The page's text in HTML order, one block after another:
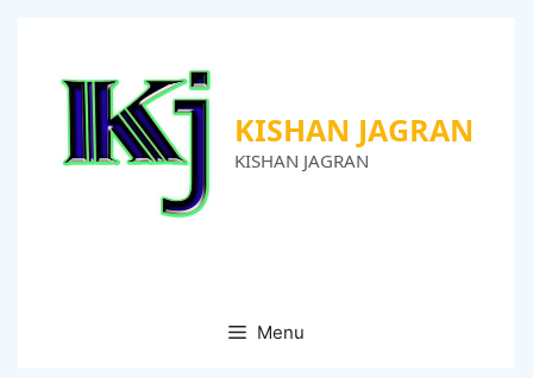
content
KISHAN JAGRAN
KISHAN JAGRAN
Menu